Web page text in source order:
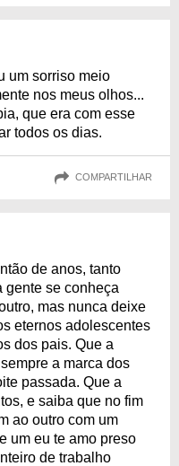
um sorriso meio
nos meus olhos...
que era com esse
todos os dias.
COMPARTILHAR
de anos, tanto
gente se conheça
mas nunca deixe
eternos adolescentes
dos pais. Que a
a marca dos
passada. Que a
e saiba que no fim
ao outro com um
um eu te amo preso
de trabalho